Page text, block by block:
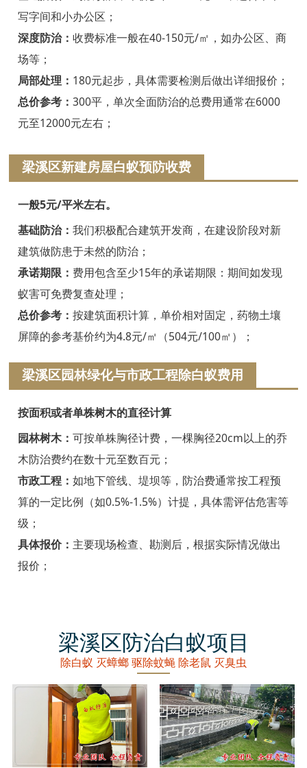
绍兴白蚁防治
诸暨白蚁防治
嵊州白蚁防治
新昌白蚁防治
金华白蚁防治
义乌白蚁防治
永康白蚁防治
武义白蚁防治
浦江白蚁防治
磐安白蚁防治
衢州白蚁防治
江山白蚁防治
常山白蚁防治
开化白蚁防治
龙游白蚁防治
舟山白蚁防治
岱山白蚁防治
龙泉白蚁防治
青田白蚁防治
缙云白蚁防治
遂昌白蚁防治
写字间和小办公区；
深度防治： 收费标准一般在40-150元/㎡，如办公区、商
场等；
局部处理： 180元起步，具体需要检测后做出详细报价；
总价参考： 300平，单次全面防治的总费用通常在6000
元至12000元左右；
梁溪区新建房屋白蚁预防收费
一般5元/平米左右。
基础防治： 我们积极配合建筑开发商，在建设阶段对新
建筑做防患于未然的防治；
承诺期限： 费用包含至少15年的承诺期限：期间如发现
蚁害可免费复查处理；
总价参考： 按建筑面积计算，单价相对固定，药物土壤
屏障的参考基价约为4.8元/㎡（504元/100㎡）；
梁溪区园林绿化与市政工程除白蚁费用
按面积或者单株树木的直径计算
园林树木： 可按单株胸径计费，一棵胸径20cm以上的乔
木防治费约在数十元至数百元；
市政工程： 如地下管线、堤坝等，防治费通常按工程预
算的一定比例（如0.5%-1.5%）计提，具体需评估危害等
级；
具体报价： 主要现场检查、勘测后，根据实际情况做出
报价；
梁溪区防治白蚁项目
除白蚁 灭蟑螂 驱除蚊蝇 除老鼠 灭臭虫